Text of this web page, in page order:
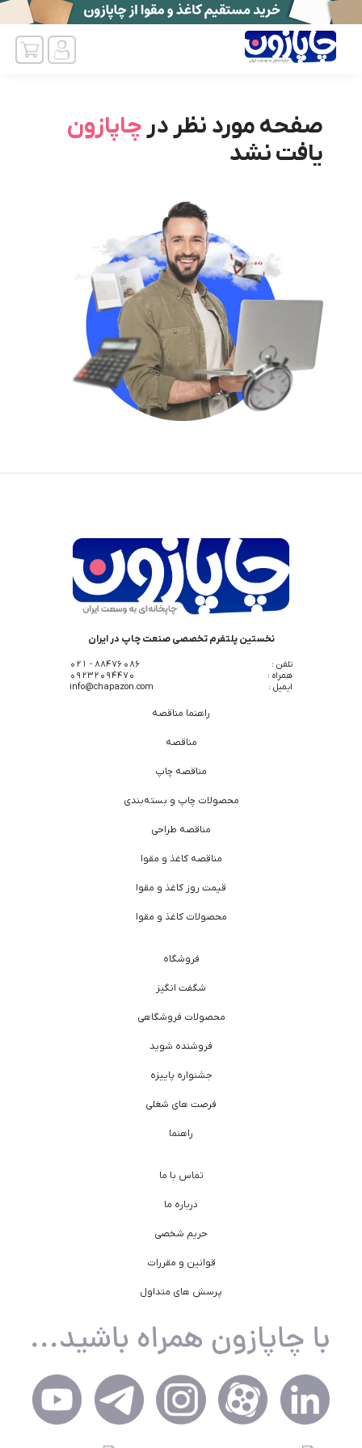
صفحه مورد نظر درچاپازون
یافت نشد
نخستین پلتفرم تخصصی صنعت چاپ در ایران
تلفن :
88476086 - 021
همراه :
09232094470
ایمیل :
info@chapazon.com
راهنما مناقصه
مناقصه
مناقصه چاپ
محصولات چاپ و بسته‌بندی
مناقصه طراحی
مناقصه کاغذ و مقوا
قیمت روز کاغذ و مقوا
محصولات کاغذ و مقوا
فروشگاه
شگفت انگیز
محصولات فروشگاهی
فروشنده شوید
جشنواره پاییزه
فرصت های شغلی
راهنما
تماس با ما
درباره ما
حریم شخصی
قوانین و مقررات
پرسش های متداول